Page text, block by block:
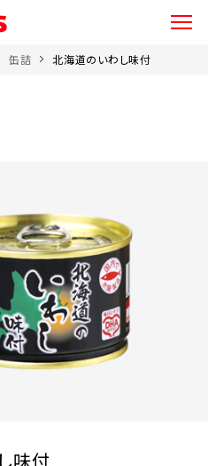
缶詰 北海道のいわし味付
味付